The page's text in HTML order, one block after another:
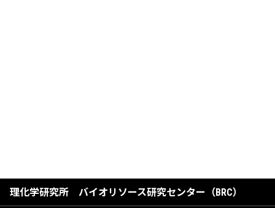
理化学研究所 バイオリソース研究センター（BRC）